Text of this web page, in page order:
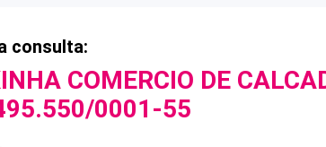
consulta:
COMERCIO DE
0001-55